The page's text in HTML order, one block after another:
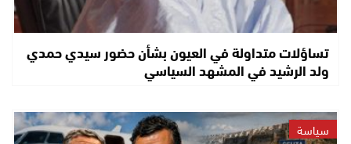
تساؤلات متداولة في العيون بشأن حضور سيدي حمدي
ولد الرشيد في المشهد السياسي
سياسة